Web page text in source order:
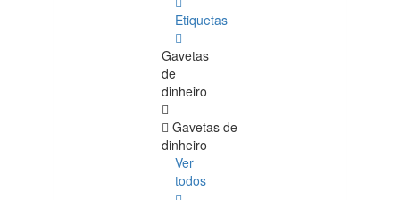
Etiquetas
Gavetas
de
dinheiro
Gavetas de
dinheiro
Ver
todos